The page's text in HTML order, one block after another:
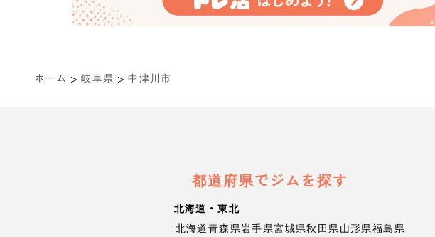
ホーム > 岐阜県 > 中津川市
都道府県でジムを探す
北海道・東北
北海道青森県岩手県宮城県秋田県山形県福島県